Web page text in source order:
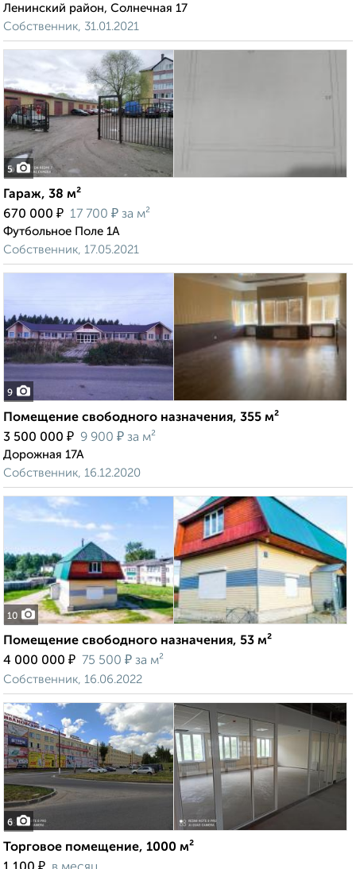
Ленинский район, Солнечная 17
Собственник, 31.01.2021
5
Гараж, 38 м²
670 000 ₽ 17 700 ₽ за м²
Футбольное Поле 1А
Собственник, 17.05.2021
9
Помещение свободного назначения, 355 м²
3 500 000 ₽ 9 900 ₽ за м²
Дорожная 17А
Собственник, 16.12.2020
10
Помещение свободного назначения, 53 м²
4 000 000 ₽ 75 500 ₽ за м²
Собственник, 16.06.2022
6
Торговое помещение, 1000 м²